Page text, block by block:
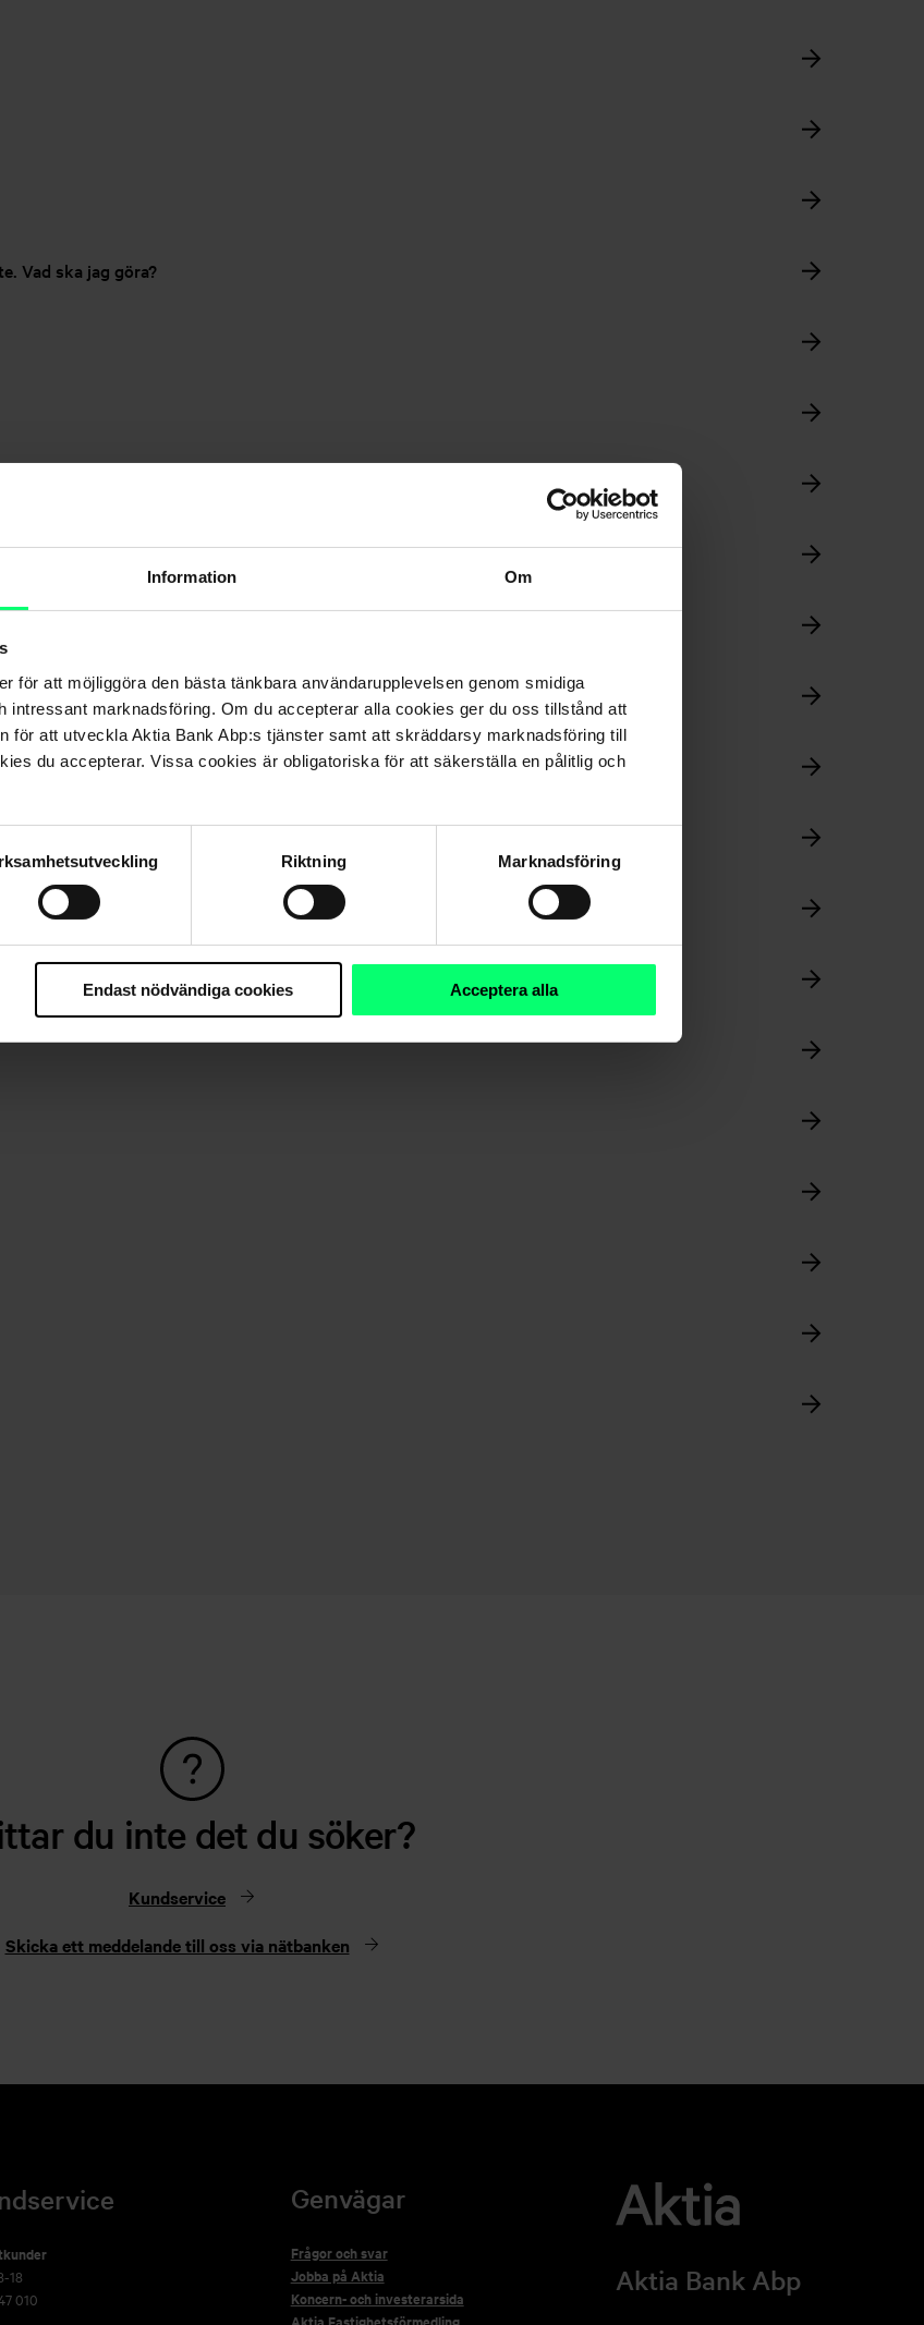
Information Om
för att möjliggöra den bästa tänkbara användarupplevelsen genom smidiga
intressant marknadsföring. Om du accepterar alla cookies ger du oss tillstånd att
för att utveckla Aktia Bank Abp:s tjänster samt att skräddarsy marknadsföring till
du accepterar. Vissa cookies är obligatoriska för att säkerställa en pålitlig och
Riktning Marknadsföring
Endast nödvändiga cookies Acceptera alla
Vad ska jag göra?
på medlemskontot?
du inte det du söker?
Kundservice
Skicka ett meddelande till oss via nätbanken
18
010
Genvägar
Frågor och svar
Jobba på Aktia
Koncern- och investerarsida
Aktia Bank Abp